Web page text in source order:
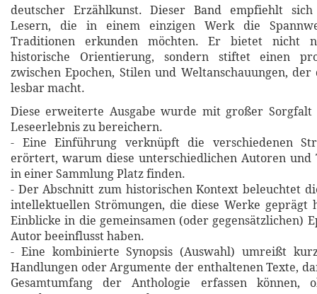
deutscher Erzählkunst. Dieser Band empfiehlt
Lesern, die in einem einzigen Werk die
Traditionen erkunden möchten. Er bietet nicht
historische Orientierung, sondern stiftet einen
zwischen Epochen, Stilen und Weltanschauungen,
lesbar macht.
Diese erweiterte Ausgabe wurde mit großer
Leseerlebnis zu bereichern.
- Eine Einführung verknüpft die verschiedenen
erörtert, warum diese unterschiedlichen Autoren und
in einer Sammlung Platz finden.
- Der Abschnitt zum historischen Kontext beleuchtet
intellektuellen Strömungen, die diese Werke geprägt
Einblicke in die gemeinsamen (oder gegensätzlichen)
Autor beeinflusst haben.
- Eine kombinierte Synopsis (Auswahl) umreißt
Handlungen oder Argumente der enthaltenen Texte,
Gesamtumfang der Anthologie erfassen können,